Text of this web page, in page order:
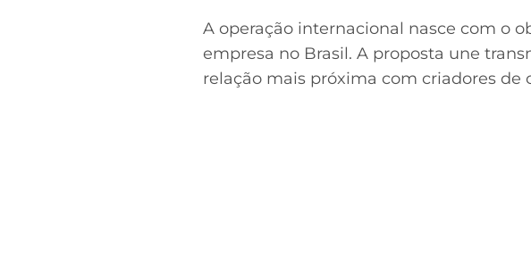
A operação internacional nasce com o
empresa no Brasil. A proposta une
relação mais próxima com criadores de